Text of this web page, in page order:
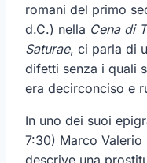
romani del primo
d.C.) nella Cena di
Saturae, ci parla di
difetti senza i quali
era decirconciso e
In uno dei suoi
7:30) Marco
descrive una